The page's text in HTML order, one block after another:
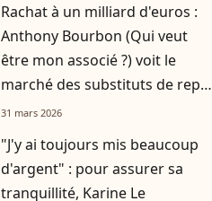
Rachat à un milliard d'euros :
Anthony Bourbon (Qui veut
être mon associé ?) voit le
marché des substituts de repas
basculer
31 mars 2026
"J'y ai toujours mis beaucoup
d'argent" : pour assurer sa
tranquillité, Karine Le